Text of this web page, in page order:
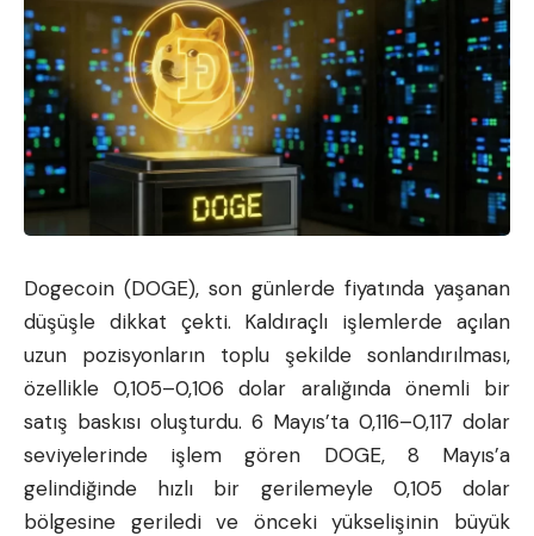
Dogecoin (DOGE), son günlerde fiyatında yaşanan
düşüşle dikkat çekti. Kaldıraçlı işlemlerde açılan
uzun pozisyonların toplu şekilde sonlandırılması,
özellikle 0,105–0,106 dolar aralığında önemli bir
satış baskısı oluşturdu. 6 Mayıs’ta 0,116–0,117 dolar
seviyelerinde işlem gören DOGE, 8 Mayıs’a
gelindiğinde hızlı bir gerilemeyle 0,105 dolar
bölgesine geriledi ve önceki yükselişinin büyük